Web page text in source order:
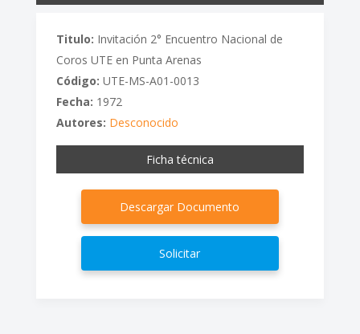
Titulo: Invitación 2° Encuentro Nacional de
Coros UTE en Punta Arenas
Código: UTE-MS-A01-0013
Fecha: 1972
Autores: Desconocido
Ficha técnica
Descargar Documento
Solicitar